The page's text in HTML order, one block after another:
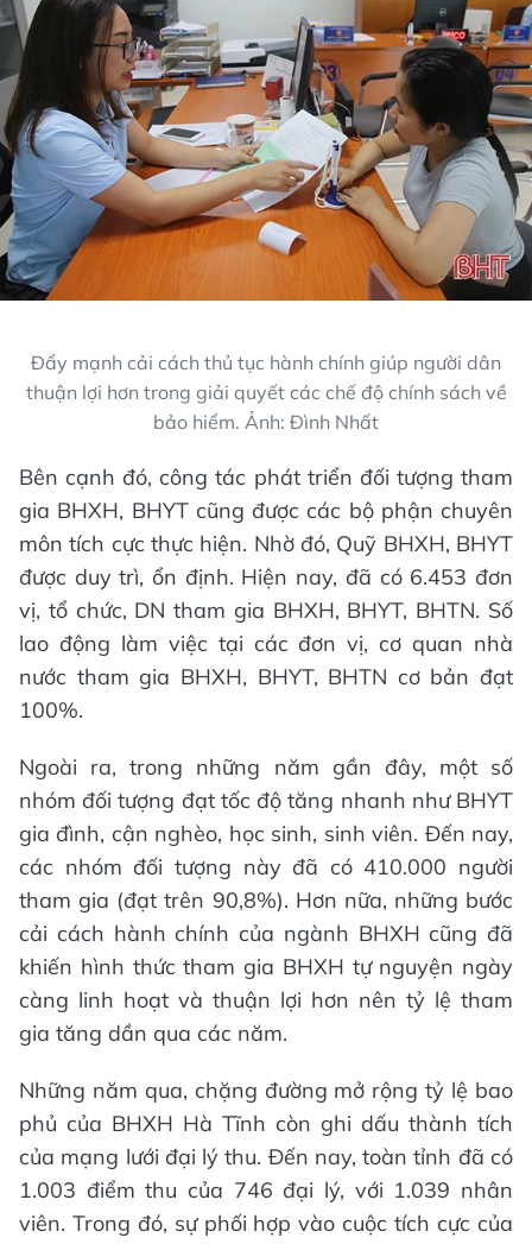
Đẩy mạnh cải cách thủ tục hành chính giúp người dân
thuận lợi hơn trong giải quyết các chế độ chính sách về
bảo hiểm. Ảnh: Đình Nhất
Bên cạnh đó, công tác phát triển đối tượng tham
gia BHXH, BHYT cũng được các bộ phận chuyên
môn tích cực thực hiện. Nhờ đó, Quỹ BHXH, BHYT
được duy trì, ổn định. Hiện nay, đã có 6.453 đơn
vị, tổ chức, DN tham gia BHXH, BHYT, BHTN. Số
lao động làm việc tại các đơn vị, cơ quan nhà
nước tham gia BHXH, BHYT, BHTN cơ bản đạt
100%.
Ngoài ra, trong những năm gần đây, một số
nhóm đối tượng đạt tốc độ tăng nhanh như BHYT
gia đình, cận nghèo, học sinh, sinh viên. Đến nay,
các nhóm đối tượng này đã có 410.000 người
tham gia (đạt trên 90,8%). Hơn nữa, những bước
cải cách hành chính của ngành BHXH cũng đã
khiến hình thức tham gia BHXH tự nguyện ngày
càng linh hoạt và thuận lợi hơn nên tỷ lệ tham
gia tăng dần qua các năm.
Những năm qua, chặng đường mở rộng tỷ lệ bao
phủ của BHXH Hà Tĩnh còn ghi dấu thành tích
của mạng lưới đại lý thu. Đến nay, toàn tỉnh đã có
1.003 điểm thu của 746 đại lý, với 1.039 nhân
viên. Trong đó, sự phối hợp vào cuộc tích cực của